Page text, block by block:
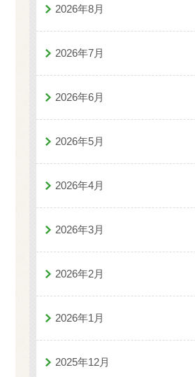
2026年8月
2026年7月
2026年6月
2026年5月
2026年4月
2026年3月
2026年2月
2026年1月
2025年12月